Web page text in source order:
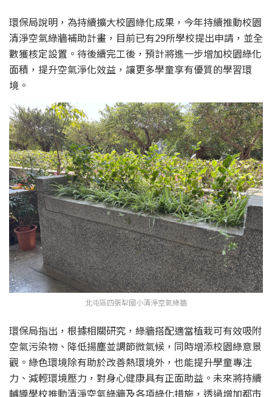
環保局說明，為持續擴大校園綠化成果，今年持續推動校園
清淨空氣綠牆補助計畫，目前已有29所學校提出申請，並全
數獲核定設置。待後續完工後，預計將進一步增加校園綠化
面積，提升空氣淨化效益，讓更多學童享有優質的學習環
境。
北屯區四張犁國小清淨空氣綠牆
環保局指出，根據相關研究，綠牆搭配適當植栽可有效吸附
空氣污染物、降低揚塵並調節微氣候，同時增添校園綠意景
觀。綠色環境除有助於改善熱環境外，也能提升學童專注
力、減輕環境壓力，對身心健康具有正面助益。未來將持續
輔導學校推動清淨空氣綠牆及各項綠化措施，透過增加都市